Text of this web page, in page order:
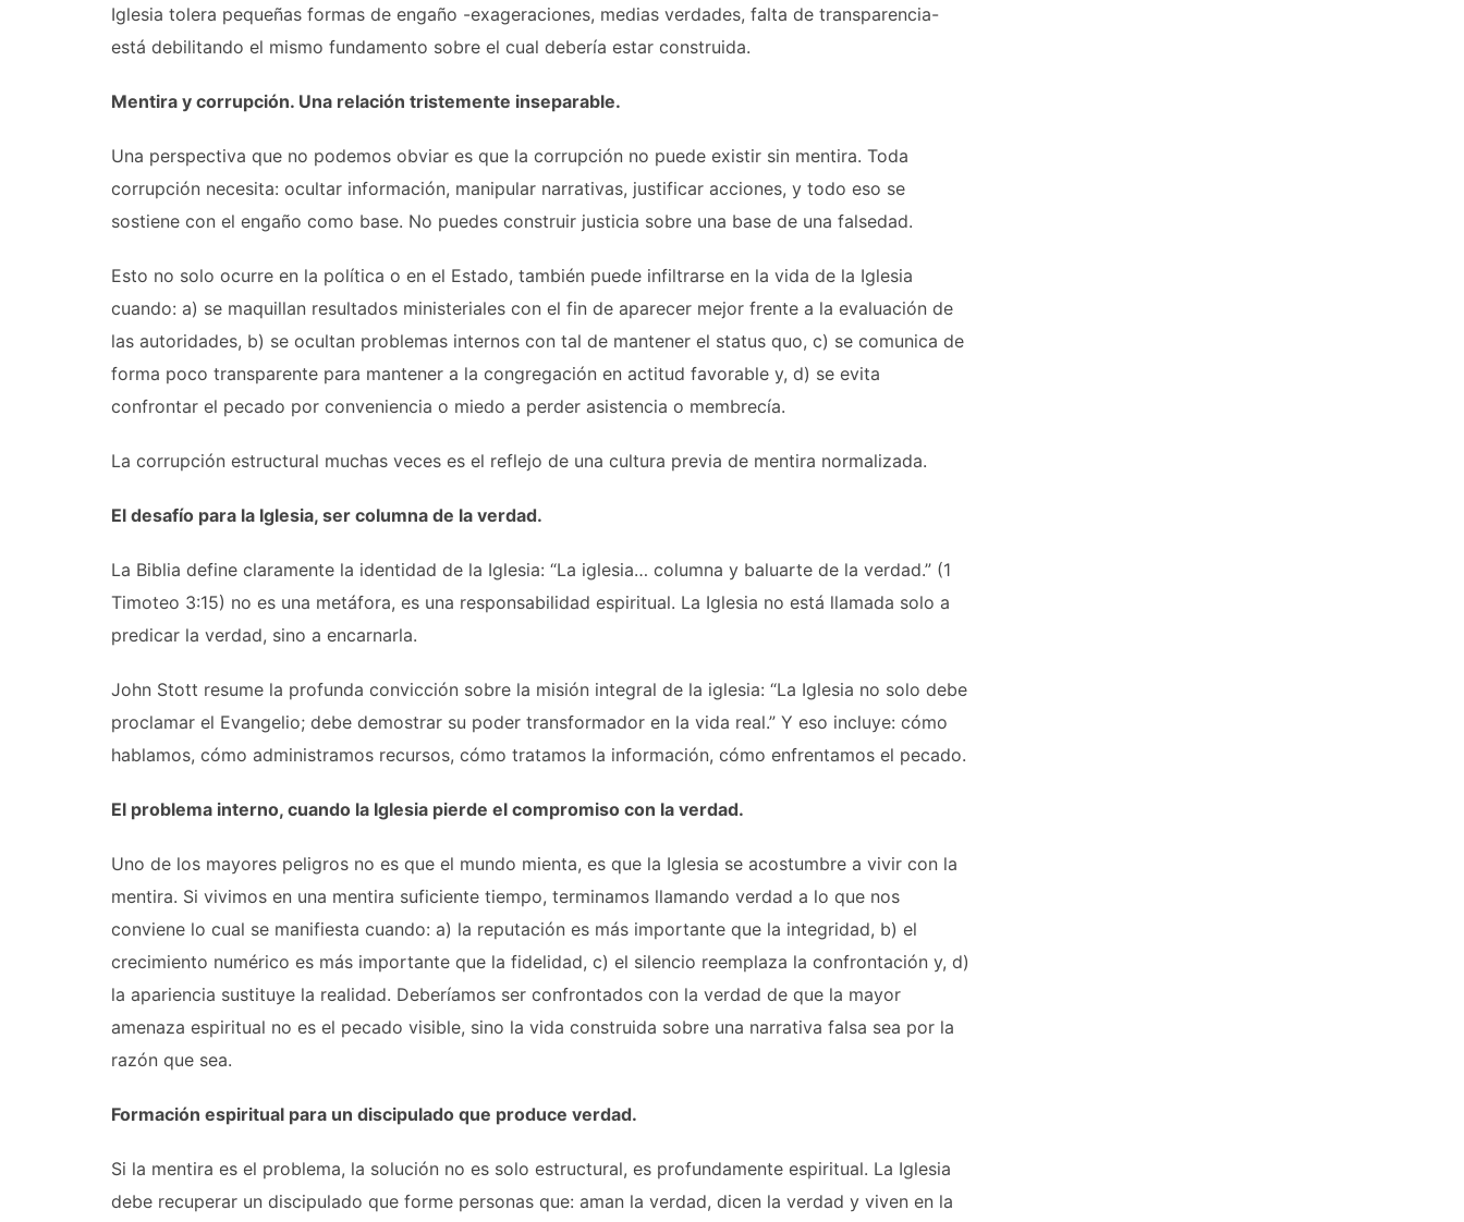
Iglesia tolera pequeñas formas de engaño -exageraciones, medias verdades, falta de transparencia-
está debilitando el mismo fundamento sobre el cual debería estar construida.
Mentira y corrupción. Una relación tristemente inseparable.
Una perspectiva que no podemos obviar es que la corrupción no puede existir sin mentira. Toda
corrupción necesita: ocultar información, manipular narrativas, justificar acciones, y todo eso se
sostiene con el engaño como base. No puedes construir justicia sobre una base de una falsedad.
Esto no solo ocurre en la política o en el Estado, también puede infiltrarse en la vida de la Iglesia
cuando: a) se maquillan resultados ministeriales con el fin de aparecer mejor frente a la evaluación de
las autoridades, b) se ocultan problemas internos con tal de mantener el status quo, c) se comunica de
forma poco transparente para mantener a la congregación en actitud favorable y, d) se evita
confrontar el pecado por conveniencia o miedo a perder asistencia o membrecía.
La corrupción estructural muchas veces es el reflejo de una cultura previa de mentira normalizada.
El desafío para la Iglesia, ser columna de la verdad.
La Biblia define claramente la identidad de la Iglesia: “La iglesia… columna y baluarte de la verdad.” (1
Timoteo 3:15) no es una metáfora, es una responsabilidad espiritual. La Iglesia no está llamada solo a
predicar la verdad, sino a encarnarla.
John Stott resume la profunda convicción sobre la misión integral de la iglesia: “La Iglesia no solo debe
proclamar el Evangelio; debe demostrar su poder transformador en la vida real.” Y eso incluye: cómo
hablamos, cómo administramos recursos, cómo tratamos la información, cómo enfrentamos el pecado.
El problema interno, cuando la Iglesia pierde el compromiso con la verdad.
Uno de los mayores peligros no es que el mundo mienta, es que la Iglesia se acostumbre a vivir con la
mentira. Si vivimos en una mentira suficiente tiempo, terminamos llamando verdad a lo que nos
conviene lo cual se manifiesta cuando: a) la reputación es más importante que la integridad, b) el
crecimiento numérico es más importante que la fidelidad, c) el silencio reemplaza la confrontación y, d)
la apariencia sustituye la realidad. Deberíamos ser confrontados con la verdad de que la mayor
amenaza espiritual no es el pecado visible, sino la vida construida sobre una narrativa falsa sea por la
razón que sea.
Formación espiritual para un discipulado que produce verdad.
Si la mentira es el problema, la solución no es solo estructural, es profundamente espiritual. La Iglesia
debe recuperar un discipulado que forme personas que: aman la verdad, dicen la verdad y viven en la